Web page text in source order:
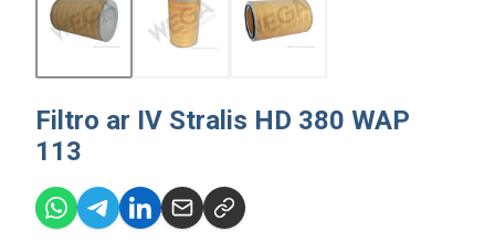
Filtro ar IV Stralis HD 380 WAP
113